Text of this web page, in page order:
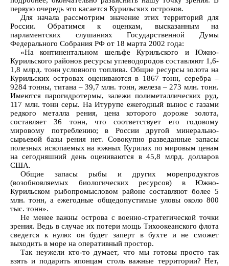
первую очередь это касается Курильских островов.
Для начала рассмотрим значение этих территорий для
России. Обратимся к оценкам, высказанным на
парламентских слушаниях Государственной Думы
Федерального Собрания РФ от 18 марта 2002 года:
«На континентальном шельфе Курильского и Южно-
Курильского районов ресурсы углеводородов составляют 1,6-
1,8 млрд. тонн условного топлива. Общие ресурсы золота на
Курильских островах оцениваются в 1867 тонн, серебра –
9284 тонны, титана – 39,7 млн. тонн, железа – 273 млн. тонн.
Имеются парогидротермы, залежи полиметаллических руд,
117 млн. тонн серы. На Итурупе ежегодный вынос с газами
редкого металла рения, цена которого дороже золота,
составляет 36 тонн, что соответствует его годовому
мировому потреблению; в России другой минерально-
сырьевой базы рения нет. Совокупно разведанные запасы
полезных ископаемых на южных Курилах по мировым ценам
на сегодняшний день оцениваются в 45,8 млрд. долларов
США.
Общие запасы рыбы и других морепродуктов
(возобновляемых биологических ресурсов) в Южно-
Курильском рыбопромысловом районе составляют более 5
млн. тонн, а ежегодные общедопустимые уловы около 800
тыс. тонн».
Не менее важны острова с военно-стратегической точки
зрения. Ведь в случае их потери мощь Тихоокеанского флота
сведется к нулю: он будет заперт в бухте и не сможет
выходить в море на оперативный простор.
Так неужели кто-то думает, что мы готовы просто так
взять и подарить японцам столь важные территории? Нет,